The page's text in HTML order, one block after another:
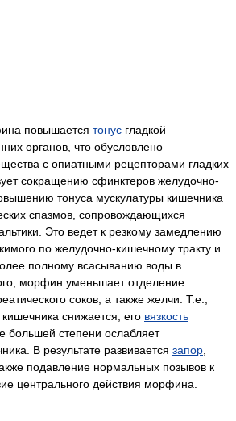
повышается тонус гладкой
органов, что обусловлено
с опиатными рецепторами гладких
сокращению сфинктеров желудочно-
тонуса мускулатуры кишечника
спазмов, сопровождающихся
Это ведет к резкому замедлению
по желудочно-кишечному тракту и
полному всасыванию воды в
морфин уменьшает отделение
соков, а также желчи. Т.е.,
снижается, его вязкость
большей степени ослабляет
В результате развивается запор
подавление нормальных позывов к
центрального действия морфина.